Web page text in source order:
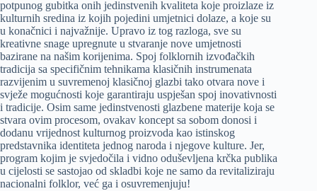
potpunog gubitka onih jedinstvenih kvaliteta koje proizlaze iz
kulturnih sredina iz kojih pojedini umjetnici dolaze, a koje su
u konačnici i najvažnije. Upravo iz tog razloga, sve su
kreativne snage upregnute u stvaranje nove umjetnosti
bazirane na našim korijenima. Spoj folklornih izvođačkih
tradicija sa specifičnim tehnikama klasičnih instrumenata
razvijenim u suvremenoj klasičnoj glazbi tako otvara nove i
svježe mogućnosti koje garantiraju uspješan spoj inovativnosti
i tradicije. Osim same jedinstvenosti glazbene materije koja se
stvara ovim procesom, ovakav koncept sa sobom donosi i
dodanu vrijednost kulturnog proizvoda kao istinskog
predstavnika identiteta jednog naroda i njegove kulture. Jer,
program kojim je svjedočila i vidno oduševljena krčka publika
u cijelosti se sastojao od skladbi koje ne samo da revitaliziraju
nacionalni folklor, već ga i osuvremenjuju!